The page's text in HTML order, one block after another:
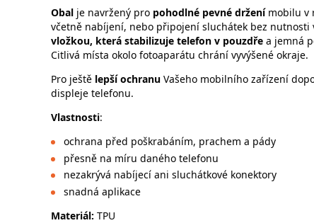
Obal je navržený pro pohodlné pevné drženímobilu v
včetně nabíjení, nebo připojení sluchátek bez nutnosti
vložkou, která stabilizuje telefon v pouzdře a jemná
Citlivá místa okolo fotoaparátu chrání vyvýšené okraje.
Pro ještě lepší ochranu Vašeho mobilního zařízení
displeje telefonu.
Vlastnosti:
ochrana před poškrabáním, prachem a pády
přesně na míru daného telefonu
nezakrývá nabíjecí ani sluchátkové konektory
snadná aplikace
Materiál: TPU